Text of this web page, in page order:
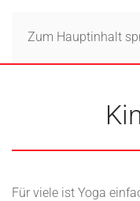
Zum Hauptinhalt
Für viele ist Yoga